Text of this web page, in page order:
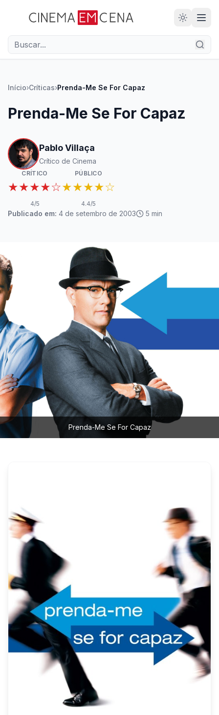
28
ANOS
Início›Críticas›Prenda-Me Se For Capaz
Prenda-Me Se For Capaz
Pablo Villaça
Crítico de Cinema
CRÍTICO
★★★★☆
4/5
PÚBLICO
★★★★☆
4.4/5
Publicado em: 4 de setembro de 2003 5 min
Prenda-Me Se For Capaz